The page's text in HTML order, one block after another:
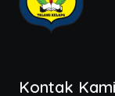
Kontak Kami